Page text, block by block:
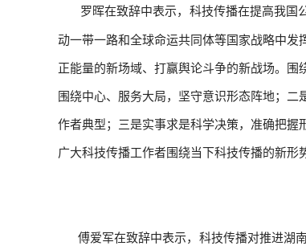
罗晖在致辞中表示，科技传播在提高我国
动一带一路和全球命运共同体等国家战略中
正能量的新场域、打赢舆论斗争的新战场。
围绕中心、服务大局，坚守意识形态阵地；
作者典型；三是实事求是科学决策，准确把
广大科技传播工作者围绕当下科技传播的新形
傅爱军在致辞中表示，科技传播对推进湖